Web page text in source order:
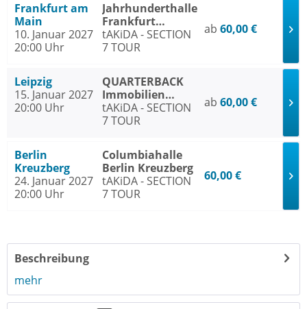
Frankfurt am
Main
10. Januar 2027
20:00 Uhr
Jahrhunderthalle
Frankfurt
Frankfurt am
Main
tAKiDA - SECTION
7 TOUR
ab 60,00 €
Leipzig
15. Januar 2027
20:00 Uhr
QUARTERBACK
Immobilien
ARENA Leipzig
tAKiDA - SECTION
7 TOUR
ab 60,00 €
Berlin
Kreuzberg
24. Januar 2027
20:00 Uhr
Columbiahalle
Berlin Kreuzberg
tAKiDA - SECTION
7 TOUR
60,00 €
Beschreibung
mehr